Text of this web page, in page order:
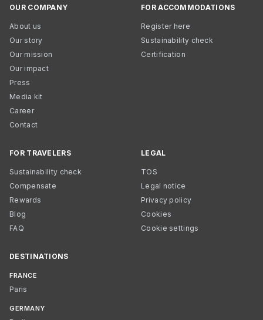
OUR COMPANY
About us
Our story
Our mission
Our impact
Press
Media kit
Career
Contact
FOR ACCOMMODATIONS
Register here
Sustainability check
Certification
FOR TRAVELERS
Sustainability check
Compensate
Rewards
Blog
FAQ
LEGAL
TOS
Legal notice
Privacy policy
Cookies
Cookie settings
DESTINATIONS
FRANCE
Paris
GERMANY